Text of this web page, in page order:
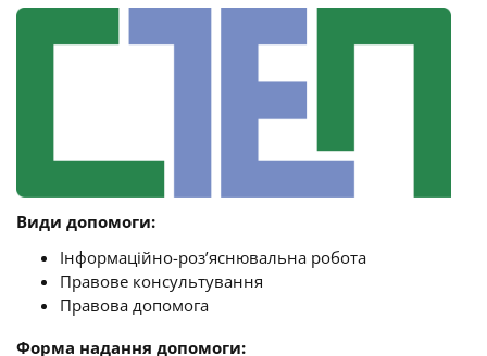
Види допомоги:
Інформаційно-роз’яснювальна робота
Правове консультування
Правова допомога
Форма надання допомоги: